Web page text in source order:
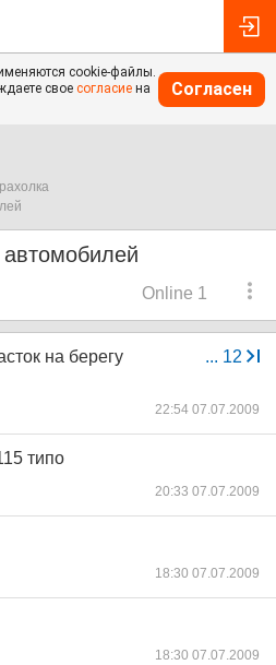
cookie-файлы.
свое согласие на
Согласен
Online 1
... 12
на берегу
22:54 07.07.2009
типо
20:33 07.07.2009
18:30 07.07.2009
18:30 07.07.2009